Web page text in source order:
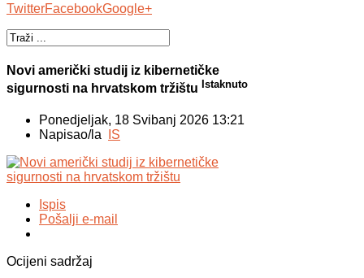
TwitterFacebookGoogle+
Novi američki studij iz kibernetičke
sigurnosti na hrvatskom tržištu Istaknuto
Ponedjeljak, 18 Svibanj 2026 13:21
Napisao/la
IS
Ispis
Pošalji e-mail
Ocijeni sadržaj